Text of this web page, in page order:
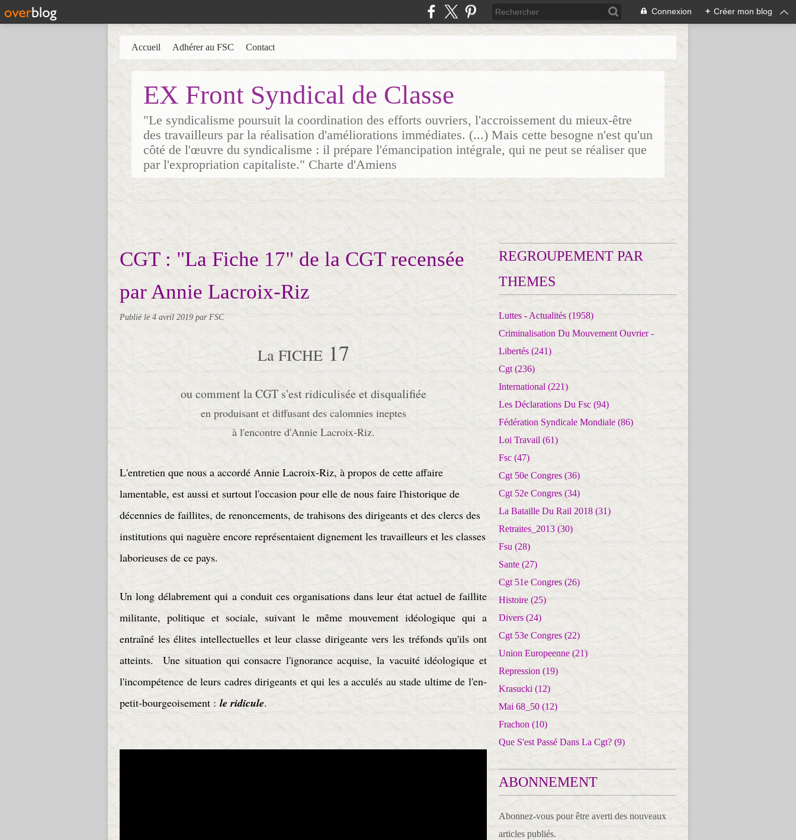
Connexion + Créer mon blog
EX Front Syndical de Classe
"Le syndicalisme poursuit la coordination des efforts ouvriers, l'accroissement du mieux-être
des travailleurs par la réalisation d'améliorations immédiates. (...) Mais cette besogne n'est qu'un
côté de l'œuvre du syndicalisme : il prépare l'émancipation intégrale, qui ne peut se réaliser que
par l'expropriation capitaliste." Charte d'Amiens
Accueil Adhérer au FSC Contact
CGT : "La Fiche 17" de la CGT recensée
par Annie Lacroix-Riz
Publié le 4 avril 2019 par FSC
La FICHE 17
ou comment la CGT s'est ridiculisée et disqualifiée
en produisant et diffusant des calomnies ineptes
à l'encontre d'Annie Lacroix-Riz.
L'entretien que nous a accordé Annie Lacroix-Riz, à propos de cette affaire
lamentable, est aussi et surtout l'occasion pour elle de nous faire l'historique de
décennies de faillites, de renoncements, de trahisons des dirigeants et des clercs des
institutions qui naguère encore représentaient dignement les travailleurs et les classes
laborieuses de ce pays.
Un long délabrement qui a conduit ces organisations dans leur état actuel de faillite
militante, politique et sociale, suivant le même mouvement idéologique qui a
entraîné les élites intellectuelles et leur classe dirigeante vers les tréfonds qu'ils ont
atteints. Une situation qui consacre l'ignorance acquise, la vacuité idéologique et
l'incompétence de leurs cadres dirigeants et qui les a acculés au stade ultime de l'en-
petit-bourgeoisement : le ridicule.
REGROUPEMENT PAR
THEMES
Luttes - Actualités (1958)
Criminalisation Du Mouvement Ouvrier -
Libertés (241)
Cgt (236)
International (221)
Les Déclarations Du Fsc (94)
Fédération Syndicale Mondiale (86)
Loi Travail (61)
Fsc (47)
Cgt 50e Congres (36)
Cgt 52e Congres (34)
La Bataille Du Rail 2018 (31)
Retraites_2013 (30)
Fsu (28)
Sante (27)
Cgt 51e Congres (26)
Histoire (25)
Divers (24)
Cgt 53e Congres (22)
Union Europeenne (21)
Repression (19)
Krasucki (12)
Mai 68_50 (12)
Frachon (10)
Que S'est Passé Dans La Cgt? (9)
ABONNEMENT
Abonnez-vous pour être averti des nouveaux
articles publiés.